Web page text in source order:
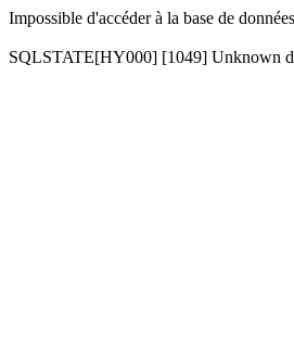
Impossible d'accéder à la base de
SQLSTATE[HY000] [1049] Unknown